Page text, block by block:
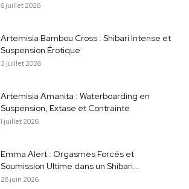
6 juillet 2026
Artemisia Bambou Cross : Shibari Intense et
Suspension Érotique
3 juillet 2026
Artemisia Amanita : Waterboarding en
Suspension, Extase et Contrainte
1 juillet 2026
Emma Alert : Orgasmes Forcés et
Soumission Ultime dans un Shibari...
28 juin 2026